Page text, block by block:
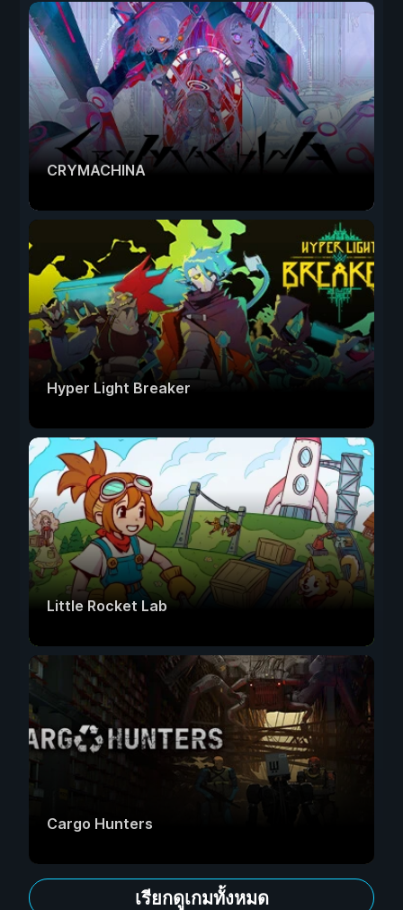
CRYMACHINA
Hyper Light Breaker
Little Rocket Lab
Cargo Hunters
เรียกดูเกมทั้งหมด